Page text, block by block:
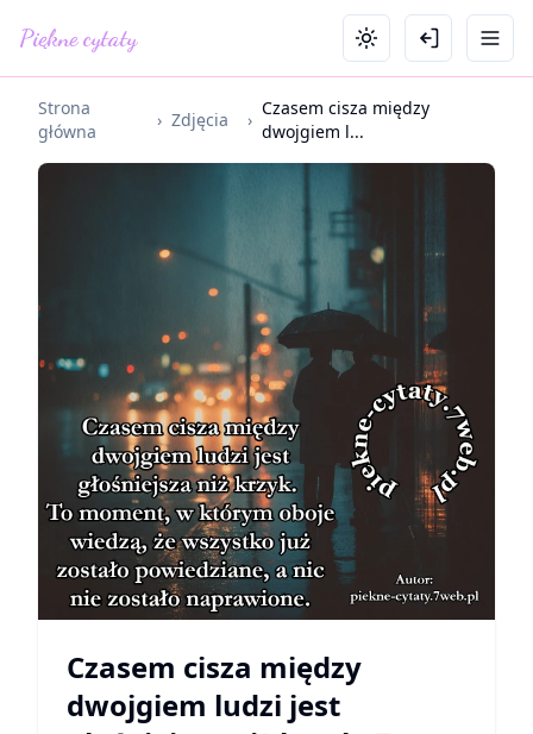
Piękne cytaty
Strona
główna
› Zdjęcia ›
Czasem cisza między
dwojgiem l...
Czasem cisza między
dwojgiem ludzi jest